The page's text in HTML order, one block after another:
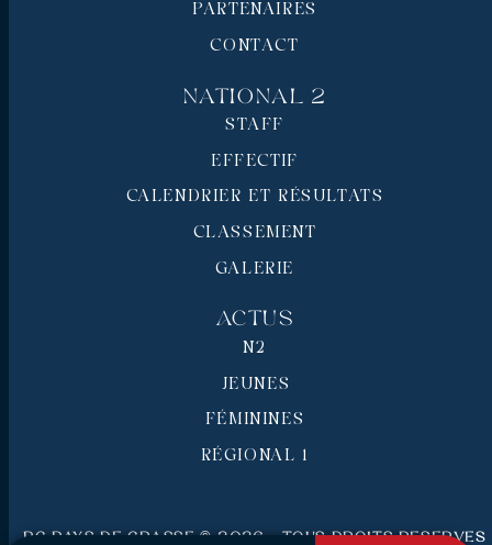
PARTENAIRES
CONTACT
National 2
STAFF
EFFECTIF
CALENDRIER ET RÉSULTATS
CLASSEMENT
GALERIE
Actus
N2
JEUNES
FÉMININES
RÉGIONAL 1
RC Pays de Grasse © 2026 - Tous droits réservés